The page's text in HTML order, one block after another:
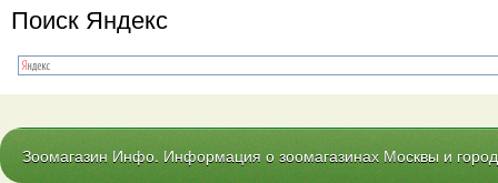
Поиск Яндекс
Зоомагазин Инфо. Информация о зоомагазинах Москвы и